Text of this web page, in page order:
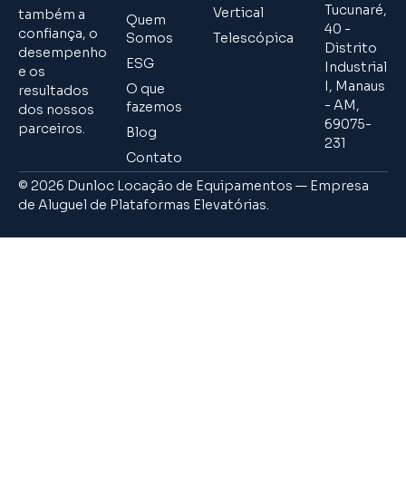
também a
confiança, o
desempenho
e os
resultados
dos nossos
parceiros.
Quem
Somos
ESG
O que
fazemos
Blog
Contato
Vertical
Telescópica
Tucunaré,
40 -
Distrito
Industrial
I, Manaus
- AM,
69075-
231
© 2026 Dunloc Locação de Equipamentos — Empresa
de Aluguel de Plataformas Elevatórias.